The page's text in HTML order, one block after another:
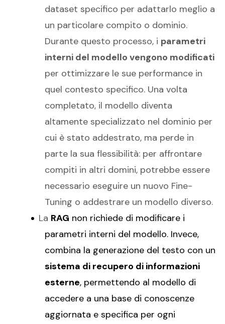
dataset specifico per adattarlo meglio a
un particolare compito o dominio.
Durante questo processo, i parametri
interni del modello vengono modificati
per ottimizzare le sue performance in
quel contesto specifico. Una volta
completato, il modello diventa
altamente specializzato nel dominio per
cui è stato addestrato, ma perde in
parte la sua flessibilità: per affrontare
compiti in altri domini, potrebbe essere
necessario eseguire un nuovo Fine-
Tuning o addestrare un modello diverso.
La RAG non richiede di modificare i
parametri interni del modello. Invece,
combina la generazione del testo con un
sistema di recupero di informazioni
esterne, permettendo al modello di
accedere a una base di conoscenze
aggiornata e specifica per ogni